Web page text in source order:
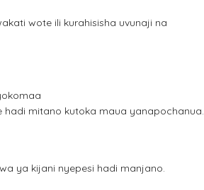
wote ili kurahisisha uvunaji na
hadi mitano kutoka maua yanapochanua.
ya kijani nyepesi hadi manjano.